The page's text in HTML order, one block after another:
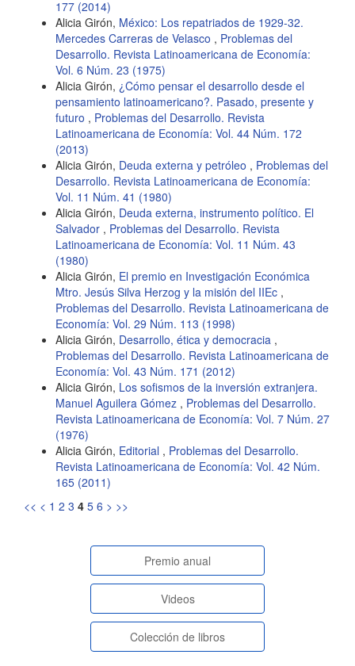
177 (2014)
Alicia Girón, México: Los repatriados de 1929-32.
Mercedes Carreras de Velasco , Problemas del
Desarrollo. Revista Latinoamericana de Economía:
Vol. 6 Núm. 23 (1975)
Alicia Girón, ¿Cómo pensar el desarrollo desde el
pensamiento latinoamericano?. Pasado, presente y
futuro , Problemas del Desarrollo. Revista
Latinoamericana de Economía: Vol. 44 Núm. 172
(2013)
Alicia Girón, Deuda externa y petróleo , Problemas del
Desarrollo. Revista Latinoamericana de Economía:
Vol. 11 Núm. 41 (1980)
Alicia Girón, Deuda externa, instrumento político. El
Salvador , Problemas del Desarrollo. Revista
Latinoamericana de Economía: Vol. 11 Núm. 43
(1980)
Alicia Girón, El premio en Investigación Económica
Mtro. Jesús Silva Herzog y la misión del IIEc ,
Problemas del Desarrollo. Revista Latinoamericana de
Economía: Vol. 29 Núm. 113 (1998)
Alicia Girón, Desarrollo, ética y democracia ,
Problemas del Desarrollo. Revista Latinoamericana de
Economía: Vol. 43 Núm. 171 (2012)
Alicia Girón, Los sofismos de la inversión extranjera.
Manuel Aguilera Gómez , Problemas del Desarrollo.
Revista Latinoamericana de Economía: Vol. 7 Núm. 27
(1976)
Alicia Girón, Editorial , Problemas del Desarrollo.
Revista Latinoamericana de Economía: Vol. 42 Núm.
165 (2011)
<< < 1 2 3 4 5 6 > >>
paginasespeciales
Premio anual
Videos
Colección de libros